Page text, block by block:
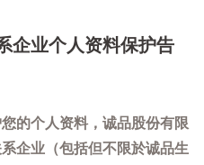
企业个人资料保护告
的个人资料，诚品股份有限
企业（包括但不限於诚品生